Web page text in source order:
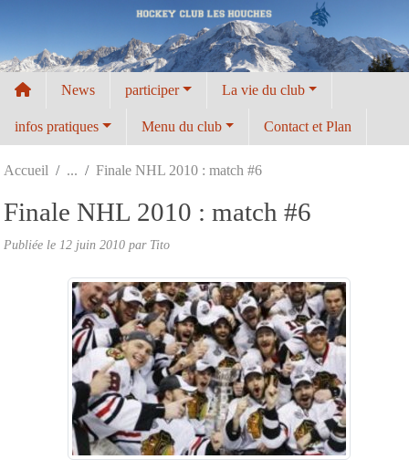
News participer La vie du club
infos pratiques Menu du club Contact et Plan
Accueil Finale NHL 2010 : match #6
Finale NHL 2010 : match #6
Publiée le 12 juin 2010 par Tito
Panneau de gestion des cookies